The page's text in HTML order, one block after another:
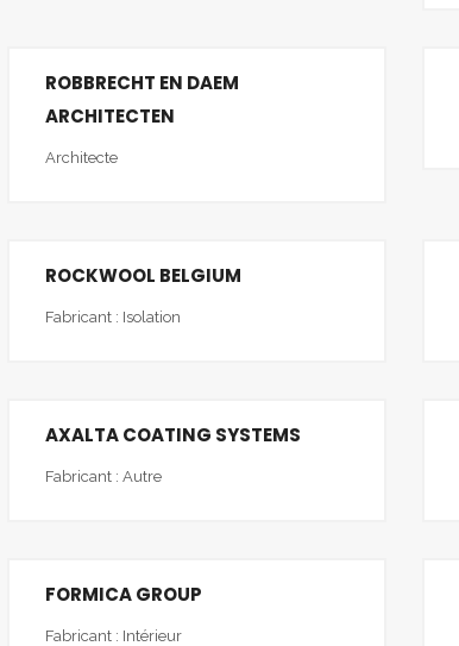
ROBBRECHT EN DAEM
ARCHITECTEN
Architecte
ROCKWOOL BELGIUM
Fabricant : Isolation
AXALTA COATING SYSTEMS
Fabricant : Autre
FORMICA GROUP
Fabricant : Intérieur